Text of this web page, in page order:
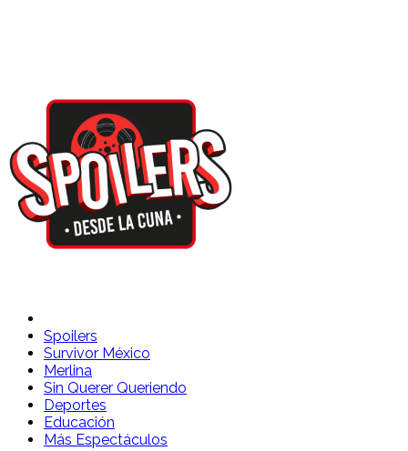
Spoilers Desde la Cuna
Sitio con información sobre series, película, reality shows y
telenovelas
Spoilers
Survivor México
Merlina
Sin Querer Queriendo
Deportes
Educación
Más Espectáculos